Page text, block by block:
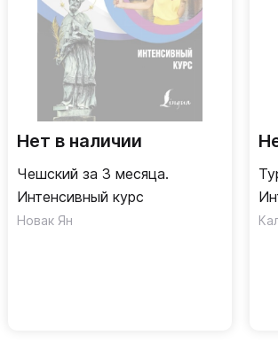
Нет в наличии
Чешский за 3 месяца.
Интенсивный курс
Новак Ян